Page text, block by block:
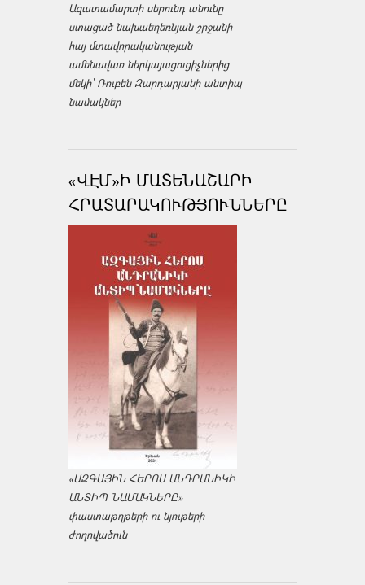
Ազատամարտի սերունդ անունը
ստացած նախաեղեռնյան շրջանի
հայ մտավորականության
ամենավառ ներկայացուցիչներից
մեկի՝ Ռուբեն Զարդարյանի անտիպ
նամակներ
«ՎԷՄ»Ի ՄԱՏԵՆԱՇԱՐԻ
ՀՐԱՏԱՐԱԿՈՒԹՅՈՒՆՆԵՐԸ
«ԱԶԳԱՅԻՆ ՀԵՐՈՍ ԱՆԴՐԱՆԻԿԻ
ԱՆՏԻՊ ՆԱՄԱԿՆԵՐԸ»
փաստաթղթերի ու նյութերի
ժողովածուն